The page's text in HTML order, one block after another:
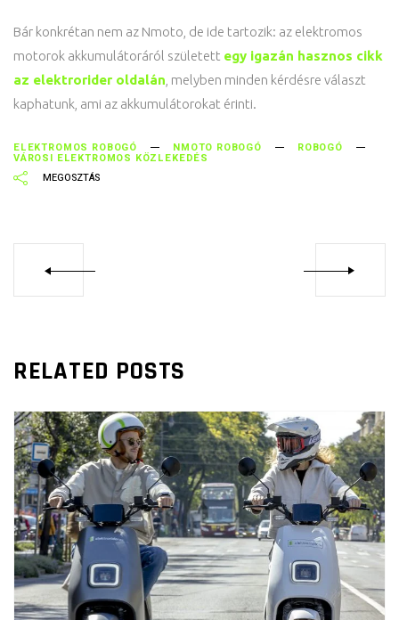
Bár konkrétan nem az Nmoto, de ide tartozik: az elektromos
motorok akkumulátoráról született egy igazán hasznos cikk
az elektrorider oldalán , melyben minden kérdésre választ
kaphatunk, ami az akkumulátorokat érinti.
ELEKTROMOS ROBOGÓ NMOTO ROBOGÓ ROBOGÓ
VÁROSI ELEKTROMOS KÖZLEKEDÉS
RELATED POSTS